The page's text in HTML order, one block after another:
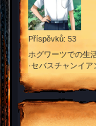
Příspěvků: 53
ホグワーツでの生
·セバスチャンイア